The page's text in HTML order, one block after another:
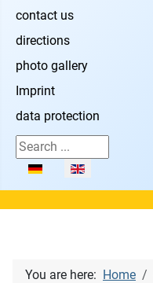
contact us
directions
photo gallery
Imprint
data protection
Search ...
Select your language
You are here: Home